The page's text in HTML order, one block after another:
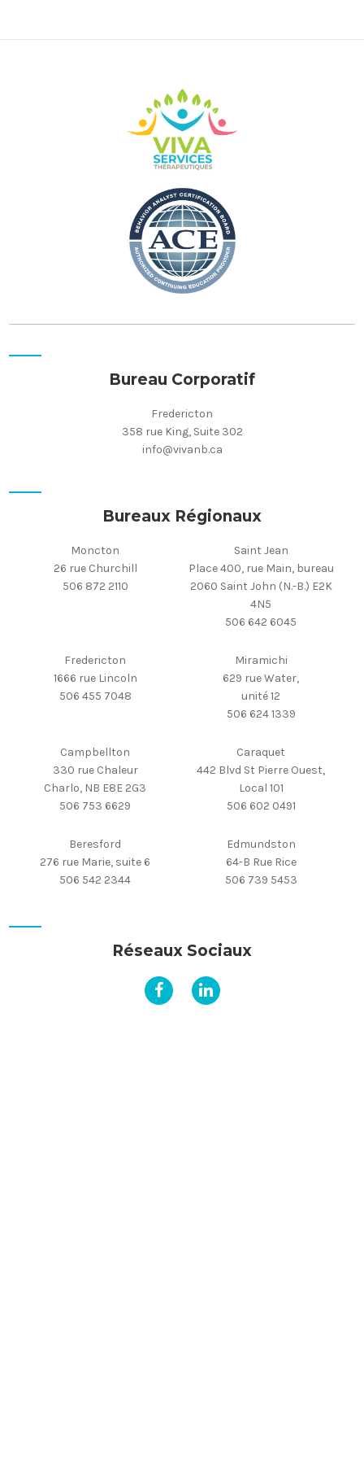
Bureau Corporatif
Fredericton
358 rue King, Suite 302
info@vivanb.ca
Bureaux Régionaux
Moncton
26 rue Churchill
506 872 2110
Saint Jean
Place 400, rue Main, bureau
2060 Saint John (N.-B.) E2K
4N5
506 642 6045
Fredericton
1666 rue Lincoln
506 455 7048
Miramichi
629 rue Water,
unité 12
506 624 1339
Campbellton
330 rue Chaleur
Charlo, NB E8E 2G3
506 753 6629
Caraquet
442 Blvd St Pierre Ouest,
Local 101
506 602 0491
Beresford
276 rue Marie, suite 6
506 542 2344
Edmundston
64-B Rue Rice
506 739 5453
Réseaux Sociaux